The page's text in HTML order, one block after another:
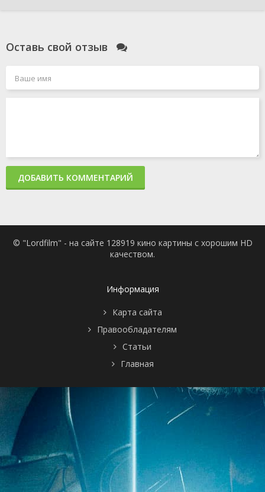
Оставь свой отзыв
ДОБАВИТЬ КОММЕНТАРИЙ
© "Lordfilm" - на сайте 128919 кино картины с хорошим HD
качеством.
Информация
Карта сайта
Правообладателям
Статьи
Главная